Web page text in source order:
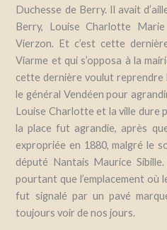
Duchesse de Berry. Il avait
Berry, Louise Charlotte
Vierzon. Et c’est cette
Viarme et qui s’opposa à la
cette dernière voulut
le général Vendéen pour
Louise Charlotte et la ville dure
la place fut agrandie, après
expropriée en 1880, malgré le
député Nantais Maurice
pourtant que l’emplacement
fut signalé par un pavé
toujours voir de nos jours.